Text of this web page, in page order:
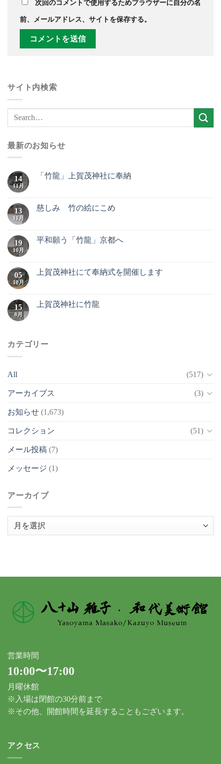
次回のコメントで使用するためブラウザーに自分の名
前、メールアドレス、サイトを保存する。
サイト内検索
最新のお知らせ
14
11月
「竹龍」上賀茂神社に奉納
13
11月
慈しみ 竹の絵にこめ
19
10月
平和願う「竹龍」京都へ
05
10月
上賀茂神社にて奉納式を開催します
15
8月
上賀茂神社に竹龍
カテゴリー
All (517)
アーカイブス (3)
お知らせ (1,673)
コレクション (51)
メール投稿 (7)
メッセージ (1)
アーカイブ
営業時間
10:00〜17:00
月曜休館
※入場は閉館の30分前まで
※その他、開館時間を延長することもございます。
アクセス